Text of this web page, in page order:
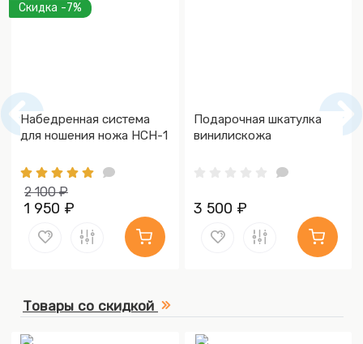
Скидка -7%
Набедренная система
для ношения ножа НСН-1
2 100 ₽
1 950 ₽
Подарочная шкатулка
винилискожа
3 500 ₽
Товары со скидкой